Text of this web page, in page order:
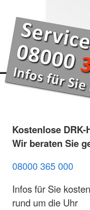
Kostenlose DRK-
Wir beraten Sie
08000 365 000
Infos für Sie
rund um die Uhr